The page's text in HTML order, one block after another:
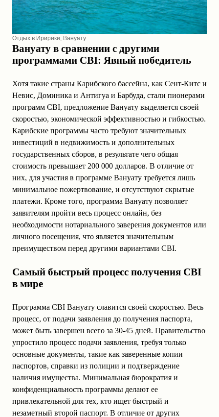
Отдых в Иририки, Вануату
Вануату в сравнении с другими
программами CBI: Явный победитель
Хотя такие страны Карибского бассейна, как Сент-Китс и
Невис, Доминика и Антигуа и Барбуда, стали пионерами
программ CBI, предложение Вануату выделяется своей
скоростью, экономической эффективностью и гибкостью.
Карибские программы часто требуют значительных
инвестиций в недвижимость и дополнительных
государственных сборов, в результате чего общая
стоимость превышает 200 000 долларов. В отличие от
них, для участия в программе Вануату требуется лишь
минимальное пожертвование, и отсутствуют скрытые
платежи. Кроме того, программа Вануату позволяет
заявителям пройти весь процесс онлайн, без
необходимости нотариального заверения документов или
личного посещения, что является значительным
преимуществом перед другими вариантами CBI.
Самый быстрый процесс получения CBI
в мире
Программа CBI Вануату славится своей скоростью. Весь
процесс, от подачи заявления до получения паспорта,
может быть завершен всего за 30-45 дней. Правительство
упростило процесс подачи заявления, требуя только
основные документы, такие как заверенные копии
паспортов, справки из полиции и подтверждение
наличия имущества. Минимальная бюрократия и
конфиденциальность программы делают ее
привлекательной для тех, кто ищет быстрый и
незаметный второй паспорт. В отличие от других